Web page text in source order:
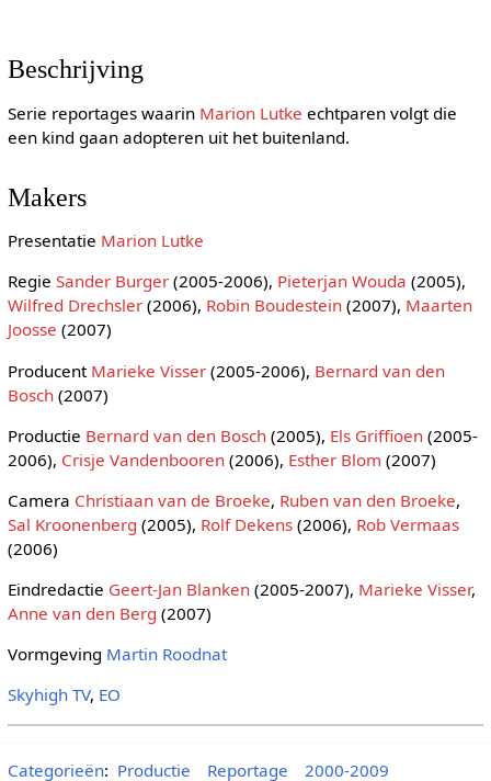
Beschrijving
Serie reportages waarin Marion Lutke echtparen volgt die
een kind gaan adopteren uit het buitenland.
Makers
Presentatie Marion Lutke
Regie Sander Burger(2005-2006), Pieterjan Wouda (2005),
Wilfred Drechsler(2006), Robin Boudestein(2007), Maarten
Joosse (2007)
Producent Marieke Visser(2005-2006), Bernard van den
Bosch(2007)
Productie Bernard van den Bosch(2005), Els Griffioen(2005-
2006), Crisje Vandenbooren(2006), Esther Blom (2007)
Camera Christiaan van de Broeke, Ruben van den Broeke,
Sal Kroonenberg (2005), Rolf Dekens(2006), Rob Vermaas
(2006)
Eindredactie Geert-Jan Blanken(2005-2007), Marieke Visser,
Anne van den Berg (2007)
Vormgeving Martin Roodnat
Skyhigh TV, EO
Categorieën: Productie Reportage 2000-2009